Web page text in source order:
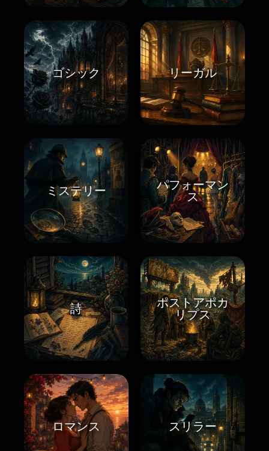
ゴシック リーガル
ミステリー
パフォーマン
ス
詩
ポストアポカ
リプス
ロマンス スリラー